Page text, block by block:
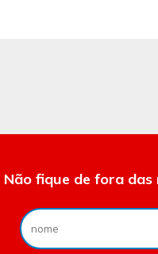
Não fique de fora das